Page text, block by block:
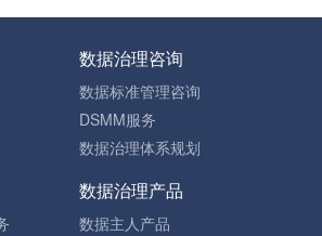
数据治理咨询
数据标准管理咨询
DSMM服务
数据治理体系规划
数据治理产品
数据主人产品